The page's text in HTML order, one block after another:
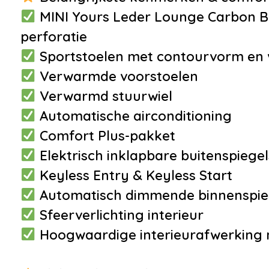
afstandsbediening
•Dimlichten automatisch
•Getint glas
•LED achterlichten
•LED dagrijverlichting
•Lichtmetalen velgen
•Lichtmetalen velgen 17''
•Mistlampen voor
•Speciale kleur
MINI Yours Leder Lounge Carbon
perforatie
Sportstoelen met contourvorm
Verwarmde voorstoelen
Verwarmd stuurwiel
Automatische airconditioning
Comfort Plus-pakket
Elektrisch inklapbare
Keyless Entry & Keyless Start
Automatisch dimmende
Sfeerverlichting interieur
Hoogwaardige interieurafwerking